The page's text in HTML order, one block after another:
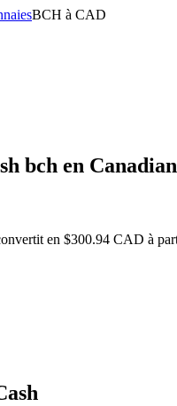
garantie
BCH à CAD
bch en
en $300.94 CAD à